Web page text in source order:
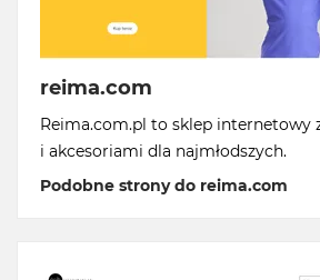
reima.com
Reima.com.pl to sklep internetowy
i akcesoriami dla najmłodszych.
Podobne strony do reima.com